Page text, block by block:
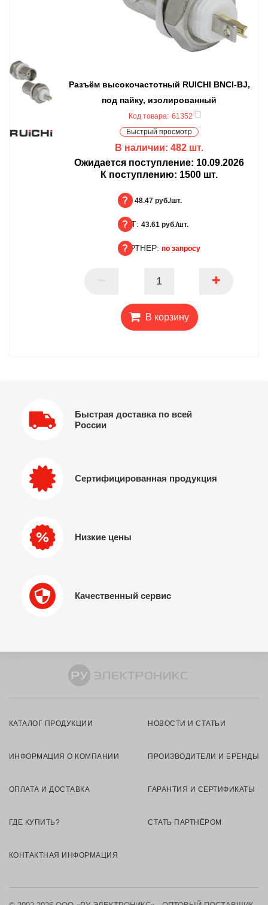
Разъём высокочастотный RUICHI BNCI-BJ,
под пайку, изолированный
Код товара: 61352
Быстрый просмотр
В наличии: 482 шт.
Ожидается поступление: 10.09.2026
К поступлению: 1500 шт.
БЦ: 48.47 руб./шт.
ОПТ: 43.61 руб./шт.
ПАРТНЕР: по запросу
В корзину
Быстрая доставка по всей
России
Сертифицированная продукция
Низкие цены
Качественный сервис
КАТАЛОГ ПРОДУКЦИИ НОВОСТИ И СТАТЬИ
ИНФОРМАЦИЯ О КОМПАНИИ ПРОИЗВОДИТЕЛИ И БРЕНДЫ
ОПЛАТА И ДОСТАВКА ГАРАНТИЯ И СЕРТИФИКАТЫ
ГДЕ КУПИТЬ? СТАТЬ ПАРТНЁРОМ
КОНТАКТНАЯ ИНФОРМАЦИЯ